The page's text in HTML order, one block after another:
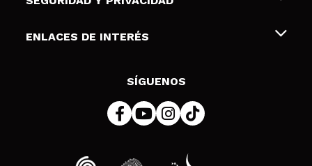
Formas de pago
Terminos y condiciones de uso
Política de cookies
ENLACES DE INTERÉS
SÍGUENOS